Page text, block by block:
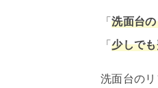
「洗面台
「少しで
洗面台の